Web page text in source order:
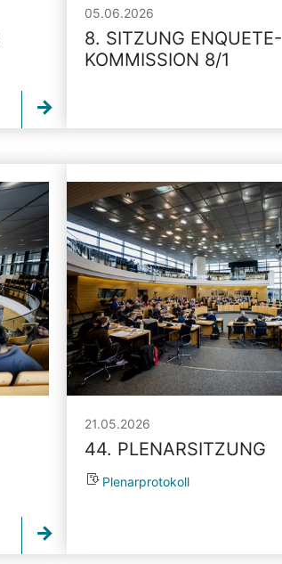
05.06.2026
8. SITZUNG ENQUETE-
KOMMISSION 8/1
21.05.2026
44. PLENARSITZUNG
Plenarprotokoll